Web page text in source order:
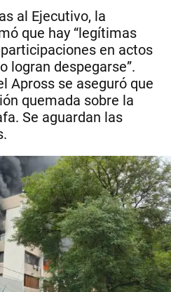
al Ejecutivo, la
que hay “legítimas
en actos
logran despegarse”.
Apross se aseguró que
quemada sobre la
Se aguardan las